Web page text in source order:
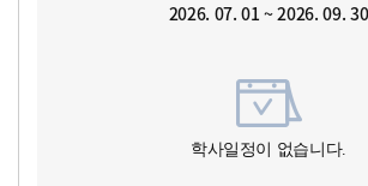
2026. 07. 01 ~ 2026. 09. 30
학사일정이 없습니다.